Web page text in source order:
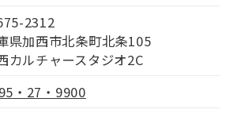
2312
県加西市北条町北条105
カルチャースタジオ2C
・27・9900